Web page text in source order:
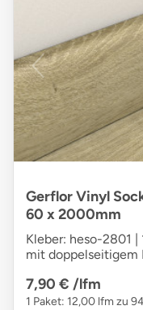
Gerflor Vinyl
60 x 2000mm
Kleber: heso-2801 |
mit doppelseitigem
7,90 € /lfm
1 Paket: 12,00 lfm zu